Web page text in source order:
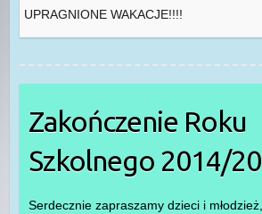
UPRAGNIONE WAKACJE!!!!
Zakończenie Roku
Szkolnego 2014/
Serdecznie zapraszamy dzieci i